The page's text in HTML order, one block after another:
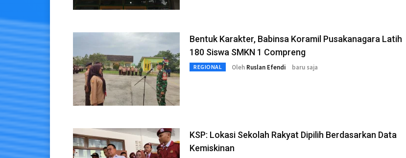
Bentuk Karakter, Babinsa Koramil Pusakanagara Latih
180 Siswa SMKN 1 Compreng
REGIONAL Oleh Ruslan Efendi baru saja
KSP: Lokasi Sekolah Rakyat Dipilih Berdasarkan Data
Kemiskinan